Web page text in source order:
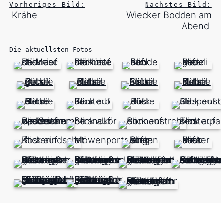
Vorheriges Bild:
Krähe
Nächstes Bild:
Wiecker Bodden am
Abend
Die aktuellsten Fotos